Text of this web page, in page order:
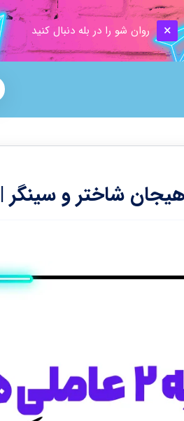
روان شو را در بله دنبال کنید
شاختر و سینگر